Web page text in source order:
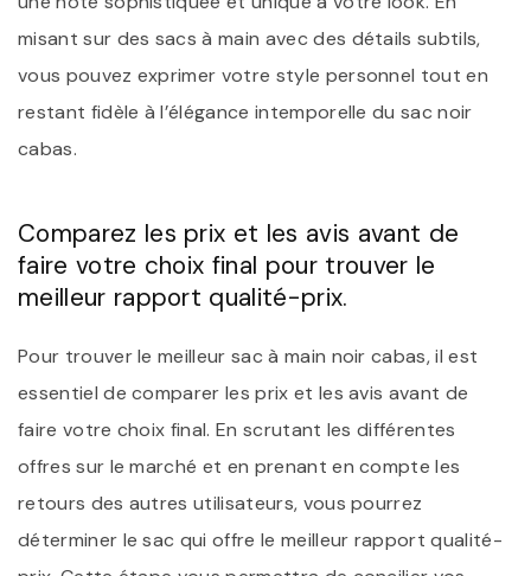
misant sur des sacs à main avec des détails subtils,
vous pouvez exprimer votre style personnel tout en
restant fidèle à l’élégance intemporelle du sac noir
cabas.
Comparez les prix et les avis avant de
faire votre choix final pour trouver le
meilleur rapport qualité-prix.
Pour trouver le meilleur sac à main noir cabas, il est
essentiel de comparer les prix et les avis avant de
faire votre choix final. En scrutant les différentes
offres sur le marché et en prenant en compte les
retours des autres utilisateurs, vous pourrez
déterminer le sac qui offre le meilleur rapport qualité-